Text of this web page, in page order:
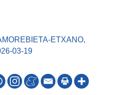
ETXANO,
03-19